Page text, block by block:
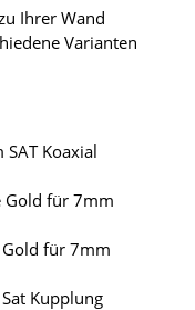
Ihrer Wand
Varianten
Koaxial
Gold für 7mm
für 7mm
Kupplung